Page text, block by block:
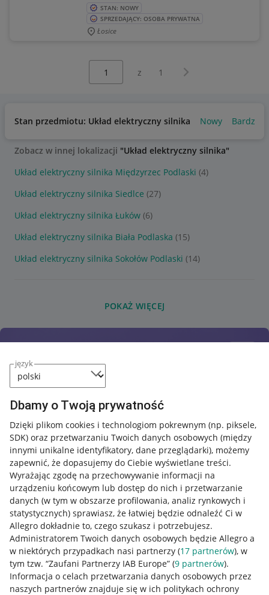
język
Dbamy o Twoją prywatność
Dzięki plikom cookies i technologiom pokrewnym (np. piksele,
SDK) oraz przetwarzaniu Twoich danych osobowych (między
innymi unikalne identyfikatory, dane przeglądarki), możemy
zapewnić, że dopasujemy do Ciebie wyświetlane treści.
Wyrażając zgodę na przechowywanie informacji na
urządzeniu końcowym lub dostęp do nich i przetwarzanie
danych (w tym w obszarze profilowania, analiz rynkowych i
statystycznych) sprawiasz, że łatwiej będzie odnaleźć Ci w
Allegro dokładnie to, czego szukasz i potrzebujesz.
Administratorem Twoich danych osobowych będzie Allegro a
w niektórych przypadkach nasi partnerzy (17 partnerów), w
tym tzw. “Zaufani Partnerzy IAB Europe” (9 partnerów).
Informacja o celach przetwarzania danych osobowych przez
naszych partnerów znajduje się w ich politykach ochrony
STAN: NOWY
SPRZEDAJĄCY: OSOBA PRYWATNA
Łosice
z 1 Następna strona
Stan przedmiotu: Układ elektryczny silnika Nowy Bardzo
Zobacz w innej lokalizacji "Układ elektryczny silnika"
Układ elektryczny silnika Międzyrzec Podlaski (4)
Układ elektryczny silnika Siedlce (27)
Układ elektryczny silnika Łuków (6)
Układ elektryczny silnika Biała Podlaska (15)
Układ elektryczny silnika Sokołów Podlaski (14)
POKAŻ WIĘCEJ
Przydatne informacje